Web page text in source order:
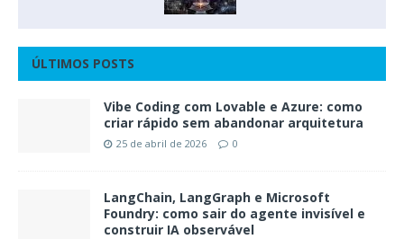
ÚLTIMOS POSTS
Vibe Coding com Lovable e Azure: como
criar rápido sem abandonar arquitetura
25 de abril de 2026 0
LangChain, LangGraph e Microsoft
Foundry: como sair do agente invisível e
construir IA observável